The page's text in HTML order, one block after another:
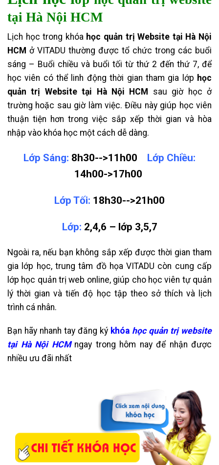
tại Hà Nội HCM
Lịch học trong khóahọc quản trị Website tại Hà Nội
HCM ở VITADU thường được tổ chức trong các buổi
sáng – Buổi chiều và buổi tối từ thứ 2 đến thứ 7, để
học viên có thể linh động thời gian tham gia lớp học
quản trị Website tại Hà Nội HCM
sau giờ học ở
trường hoặc sau giờ làm việc. Điều này giúp học viên
thuận tiện hơn trong việc sắp xếp thời gian và hòa
nhập vào khóa học một cách dễ dàng.
Lớp Sáng: 8h30-->11h00 Lớp Chiều:
14h00->17h00
Lớp Tối: 18h30-->21h00
Lớp: 2,4,6 – lớp 3,5,7
Ngoài ra, nếu bạn không sắp xếp được thời gian tham
gia lớp học, trung tâm đồ họa VITADU còn cung cấp
lớp học quản trị web online, giúp cho học viên tự quản
lý thời gian và tiến độ học tập theo sở thích và lịch
trình cá nhân.
Bạn hãy nhanh tay đăng ký khóa học quản trị website
tại Hà Nội HCM ngay trong hôm nay để nhận được
nhiều ưu đãi nhất